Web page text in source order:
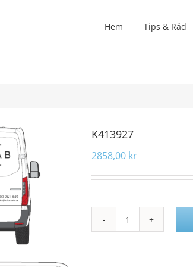
Hem Tips & Råd
K413927
2858,00 kr
K413927